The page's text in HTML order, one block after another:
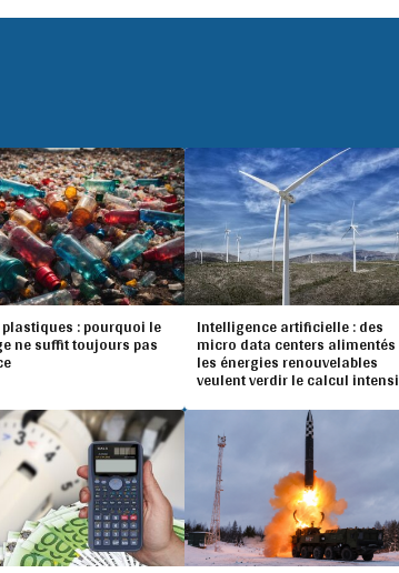
plastiques : pourquoi le
ne suffit toujours pas
Intelligence artificielle : des
micro data centers
les énergies renouvelables
veulent verdir le calcul